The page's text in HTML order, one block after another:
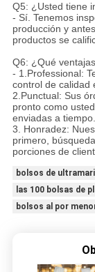
Q5: ¿Usted tiene
- Sí. Tenemos
producción y
productos se
Q6: ¿Qué
- 1.Professional:
control de calidad
2.Punctual: Sus
pronto como
enviadas a tiempo.
3. Honradez:
primero,
porciones de
bolsos de
las 100 bolsas de
bolsos al por